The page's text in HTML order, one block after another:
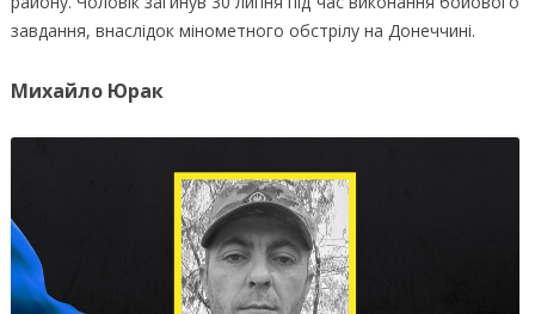
завдання, внаслідок мінометного обстрілу на Донеччині.
Михайло Юрак